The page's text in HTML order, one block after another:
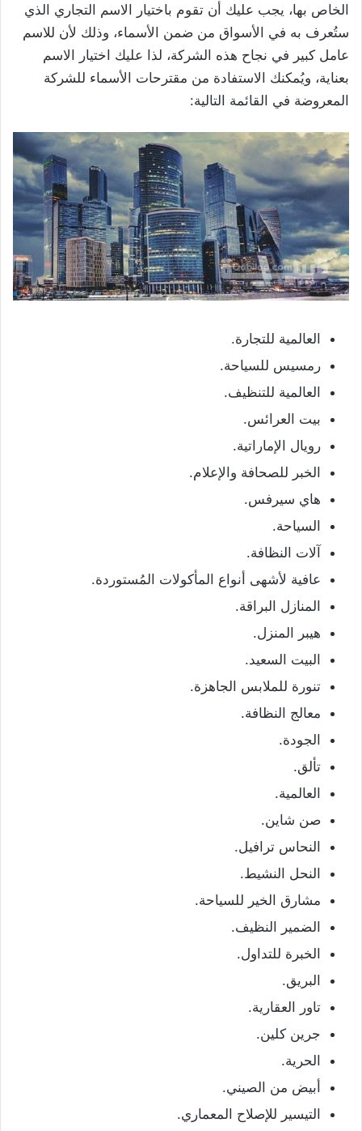
الخاص بها، يجب عليك أن تقوم باختيار الاسم التجاري الذي
ستُعرف به في الأسواق من ضمن الأسماء، وذلك لأن للاسم
عامل كبير في نجاح هذه الشركة، لذا عليك اختيار الاسم
بعناية، ويُمكنك الاستفادة من مقترحات الأسماء للشركة
المعروضة في القائمة التالية:
العالمية للتجارة.
رمسيس للسياحة.
العالمية للتنظيف.
بيت العرائس.
رويال الإماراتية.
الخبر للصحافة والإعلام.
هاي سيرفس.
السياحة.
آلات النظافة.
عافية لأشهى أنواع المأكولات المُستوردة.
المنازل البراقة.
هيبر المنزل.
البيت السعيد.
تنورة للملابس الجاهزة.
معالج النظافة.
الجودة.
تألق.
العالمية.
صن شاين.
النحاس ترافيل.
النحل النشيط.
مشارق الخير للسياحة.
الضمير النظيف.
الخبرة للتداول.
البريق.
تاور العقارية.
جرين كلين.
الحرية.
أبيض من الصيني.
التيسير للإصلاح المعماري.